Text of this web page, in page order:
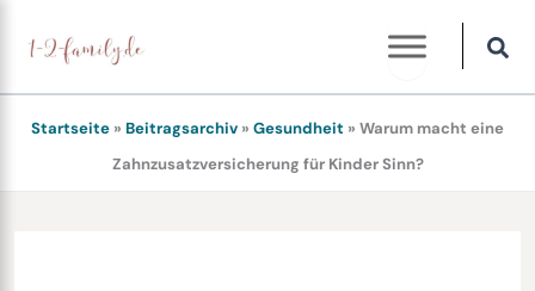
Inhalt
springen
Startseite » Beitragsarchiv » Gesundheit » Warum macht eine
Zahnzusatzversicherung für Kinder Sinn?